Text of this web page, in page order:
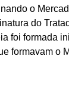
o
do
foi formada
formavam o